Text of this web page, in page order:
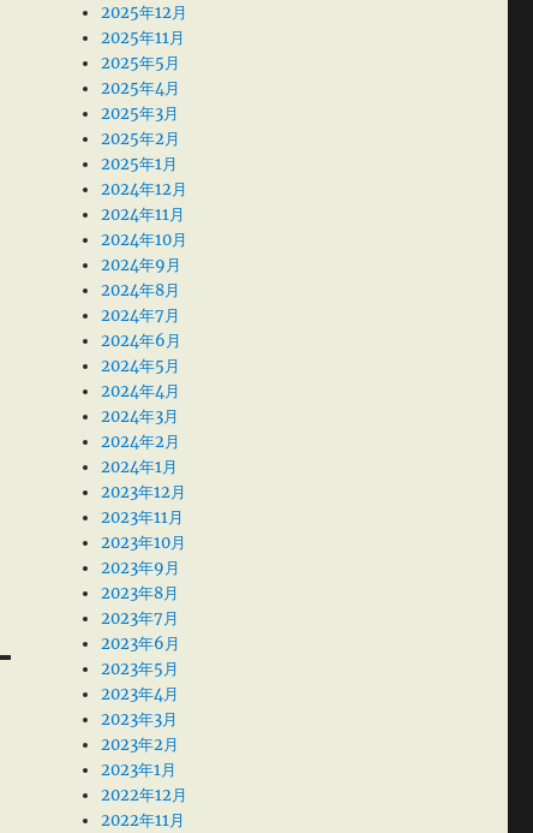
2025年12月
2025年11月
2025年5月
2025年4月
2025年3月
2025年2月
2025年1月
2024年12月
2024年11月
2024年10月
2024年9月
2024年8月
2024年7月
2024年6月
2024年5月
2024年4月
2024年3月
2024年2月
2024年1月
2023年12月
2023年11月
2023年10月
2023年9月
2023年8月
2023年7月
2023年6月
2023年5月
2023年4月
2023年3月
2023年2月
2023年1月
2022年12月
2022年11月